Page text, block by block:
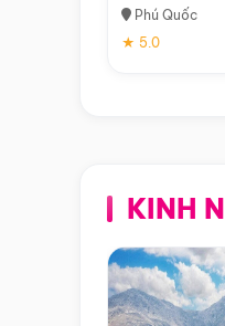
Phú Quốc
★ 5.0
KINH